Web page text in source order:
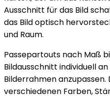
Ausschnitt für das Bild
das Bild optisch
und Raum.
Passepartouts nach Maß
Bildausschnitt individuell
Bilderrahmen anzupassen.
verschiedenen Farben,